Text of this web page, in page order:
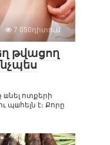
7 050դիտում
թվացող
шնել ոտքերի
պшհելն է։ Քորը